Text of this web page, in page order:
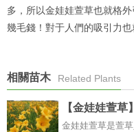
多，所以金娃娃萱草也就格
幾毛錢！對于人們的吸引力
相關苗木 Related Plants
【金娃娃萱
金娃娃萱草是萱